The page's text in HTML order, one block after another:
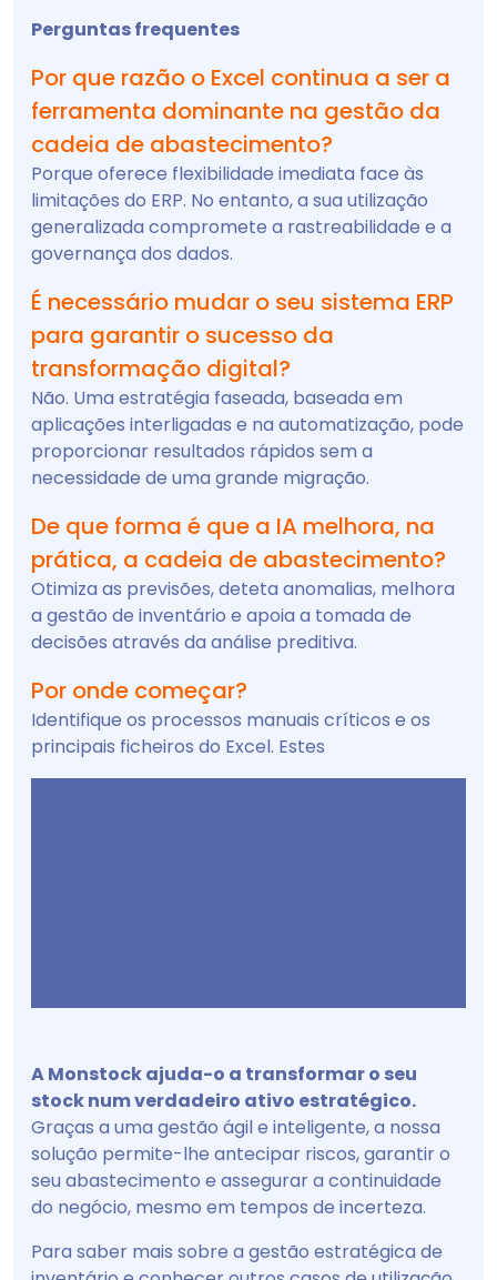
Perguntas frequentes
Por que razão o Excel continua a ser a
ferramenta dominante na gestão da
cadeia de abastecimento?
Porque oferece flexibilidade imediata face às
limitações do ERP. No entanto, a sua utilização
generalizada compromete a rastreabilidade e a
governança dos dados.
É necessário mudar o seu sistema ERP
para garantir o sucesso da
transformação digital?
Não. Uma estratégia faseada, baseada em
aplicações interligadas e na automatização, pode
proporcionar resultados rápidos sem a
necessidade de uma grande migração.
De que forma é que a IA melhora, na
prática, a cadeia de abastecimento?
Otimiza as previsões, deteta anomalias, melhora
a gestão de inventário e apoia a tomada de
decisões através da análise preditiva.
Por onde começar?
Identifique os processos manuais críticos e os
principais ficheiros do Excel. Estes
A Monstock ajuda-o a transformar o seu
stock num verdadeiro ativo estratégico.
Graças a uma gestão ágil e inteligente, a nossa
solução permite-lhe antecipar riscos, garantir o
seu abastecimento e assegurar a continuidade
do negócio, mesmo em tempos de incerteza.
Para saber mais sobre a gestão estratégica de